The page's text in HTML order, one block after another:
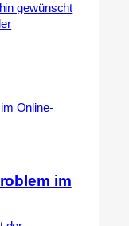
gewünscht
im